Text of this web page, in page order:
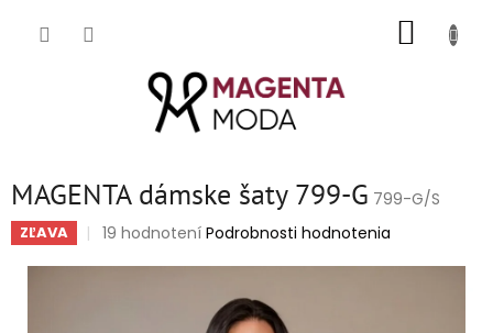
MAGENTA dámske šaty 799-G 799-G/S
ZĽAVA
Priemerné
produktu
19 hodnotení Podrobnosti hodnotenia